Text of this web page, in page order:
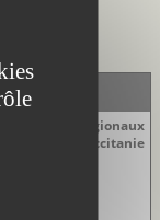
produits régionaux
en Occitanie